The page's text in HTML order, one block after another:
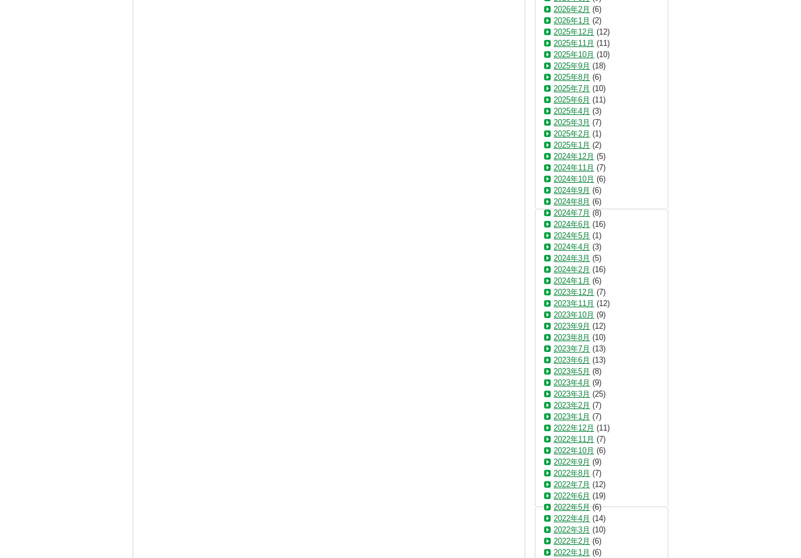
2026年2月 (6)
2026年1月 (2)
2025年12月 (12)
2025年11月 (11)
2025年10月 (10)
2025年9月 (18)
2025年8月 (6)
2025年7月 (10)
2025年6月 (11)
2025年4月 (3)
2025年3月 (7)
2025年2月 (1)
2025年1月 (2)
2024年12月 (5)
2024年11月 (7)
2024年10月 (6)
2024年9月 (6)
2024年8月 (6)
2024年7月 (8)
2024年6月 (16)
2024年5月 (1)
2024年4月 (3)
2024年3月 (5)
2024年2月 (16)
2024年1月 (6)
2023年12月 (7)
2023年11月 (12)
2023年10月 (9)
2023年9月 (12)
2023年8月 (10)
2023年7月 (13)
2023年6月 (13)
2023年5月 (8)
2023年4月 (9)
2023年3月 (25)
2023年2月 (7)
2023年1月 (7)
2022年12月 (11)
2022年11月 (7)
2022年10月 (6)
2022年9月 (9)
2022年8月 (7)
2022年7月 (12)
2022年6月 (19)
2022年5月 (6)
2022年4月 (14)
2022年3月 (10)
2022年2月 (6)
2022年1月 (6)